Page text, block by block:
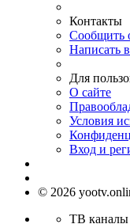
Контакты
Сообщить
Написать
Для
О сайте
Условия
Вход и
© 2026
ТВ каналы